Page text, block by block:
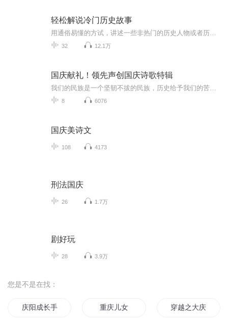
轻松解说冷门历史故事
32 12.1万
国庆献礼！领先声创国庆诗歌特辑
8 6076
国庆美诗文
108 4173
刑法国庆
26 1.7万
剧好玩
28 3.9万
您是不是在找：
庆阳成长手札 重庆儿女 穿越之大庆帝国